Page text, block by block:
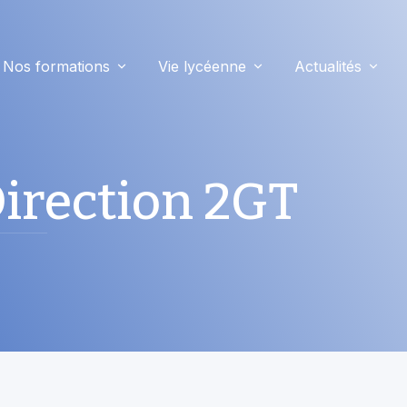
Nos formations Vie lycéenne Actualités
2GT